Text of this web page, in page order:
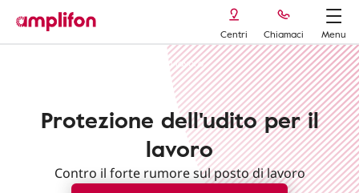
Centri Chiamaci
Menu
Tappi da lavoro
Protezione dell'udito per il
lavoro
Contro il forte rumore sul posto di lavoro